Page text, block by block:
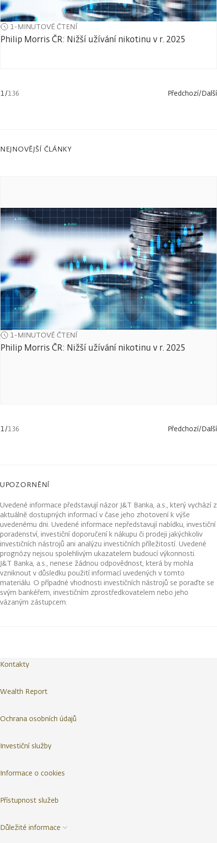
1-MINUTOVÉ ČTENÍ
Philip Morris ČR: Nižší užívání nikotinu v r. 2025
1/136 Předchozí/Další
NEJNOVĚJŠÍ ČLÁNKY
1-MINUTOVÉ ČTENÍ
Philip Morris ČR: Nižší užívání nikotinu v r. 2025
1/136 Předchozí/Další
UPOZORNĚNÍ
Uvedené informace představují názor J&T Banka, a.s., který vychází z
aktuálně dostupných informací v čase jeho zhotovení k výše
uvedenému dni. Uvedené informace nepředstavují nabídku, investiční
poradenství, investiční doporučení k nákupu či prodeji jakýchkoliv
investičních nástrojů ani analýzu investičních příležitostí. Uvedené
prognózy nejsou spolehlivým ukazatelem budoucí výkonnosti.
J&T Banka, a.s., nenese žádnou odpovědnost, která by mohla
vzniknout v důsledku použití informací uvedených v tomto
materiálu. O případné vhodnosti investičních nástrojů se poraďte se
svým bankéřem, investičním zprostředkovatelem nebo jeho
vázaným zástupcem.
Kontakty
Wealth Report
Ochrana osobních údajů
Investiční služby
Informace o cookies
Přístupnost služeb
Důležité informace